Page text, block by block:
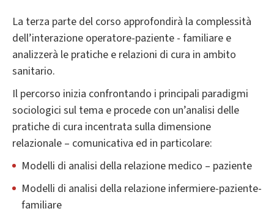
La terza parte del corso approfondirà la complessità
dell’interazione operatore-paziente - familiare e
analizzerà le pratiche e relazioni di cura in ambito
sanitario.
Il percorso inizia confrontando i principali paradigmi
sociologici sul tema e procede con un’analisi delle
pratiche di cura incentrata sulla dimensione
relazionale – comunicativa ed in particolare:
Modelli di analisi della relazione medico – paziente
Modelli di analisi della relazione infermiere-paziente-
familiare